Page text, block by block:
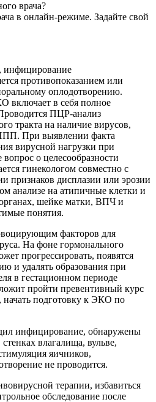
врача?
в онлайн-режиме. Задайте свой
инфицирование
противопоказанием или
оплодотворению.
включает в себя полное
ПЦР-анализ
тракта на наличие вирусов,
При выявлении факта
вирусной нагрузки при
о целесообразности
гинекологом совместно с
признаков дисплазии или эрозии
анализе на атипичные клетки и
шейке матки, ВПЧ и
понятия.
факторов для
На фоне гормонального
прогрессировать, появятся
и удалять образования при
в гестационном периоде
пройти превентивный курс
начать подготовку к ЭКО по
инфицирование, обнаружены
влагалища, вульве,
яичников,
не проводится.
терапии, избавиться
обследование после